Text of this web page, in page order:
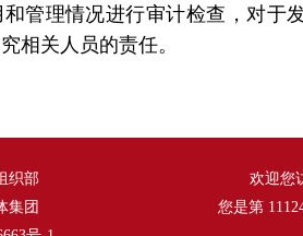
管理情况进行审计检查，对于
相关人员的责任。
织部
集团
欢迎您
您是第